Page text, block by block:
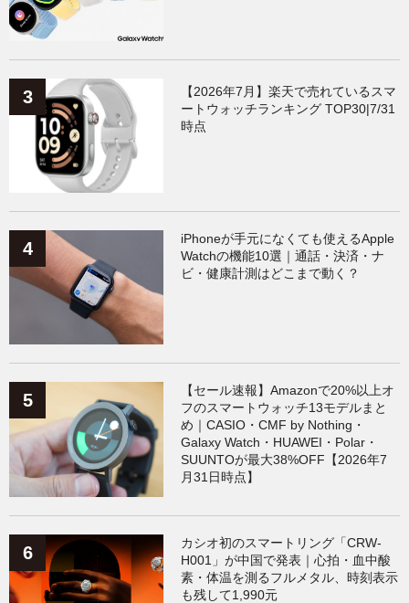
【2026年7月】楽天で売れているスマ
ートウォッチランキング TOP30|7/31
時点
iPhoneが手元になくても使えるApple
Watchの機能10選｜通話・決済・ナ
ビ・健康計測はどこまで動く？
【セール速報】Amazonで20%以上オ
フのスマートウォッチ13モデルまと
め｜CASIO・CMF by Nothing・
Galaxy Watch・HUAWEI・Polar・
SUUNTOが最大38%OFF【2026年7
月31日時点】
カシオ初のスマートリング「CRW-
H001」が中国で発表｜心拍・血中酸
素・体温を測るフルメタル、時刻表示
も残して1,990元